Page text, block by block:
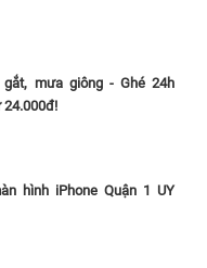
gắt, mưa giông - Ghé 24h
hình iPhone Quận 1 UY